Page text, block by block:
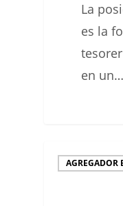
FECHAS
La
es la
en un…
LOS
LADRONES
AGREGADOR